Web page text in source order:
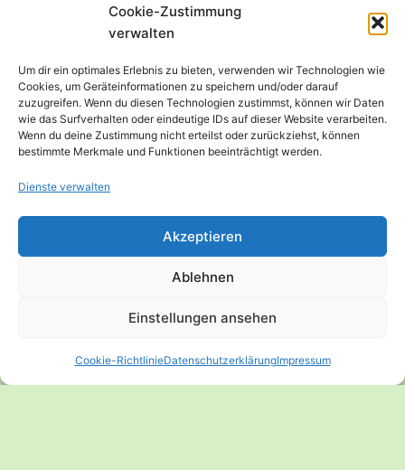
Cookie-Zustimmung
verwalten
Um dir ein optimales Erlebnis zu bieten, verwenden wir Technologien wie
Cookies, um Geräteinformationen zu speichern und/oder darauf
zuzugreifen. Wenn du diesen Technologien zustimmst, können wir Daten
wie das Surfverhalten oder eindeutige IDs auf dieser Website verarbeiten.
Wenn du deine Zustimmung nicht erteilst oder zurückziehst, können
bestimmte Merkmale und Funktionen beeinträchtigt werden.
Dienste verwalten
Akzeptieren
Ablehnen
Einstellungen ansehen
Cookie-RichtlinieDatenschutzerklärungImpressum
Website
© 2026 Anne Mayer – Expertin für vegane